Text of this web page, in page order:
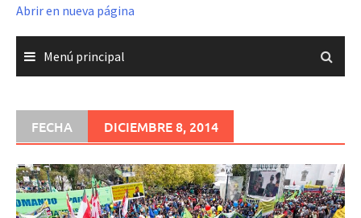
Abrir en nueva página
Menú principal
FECHA DICIEMBRE 8, 2014